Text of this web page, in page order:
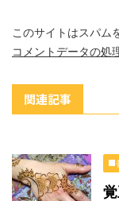
このサイトはスパム
コメントデータの処
関連記事
■